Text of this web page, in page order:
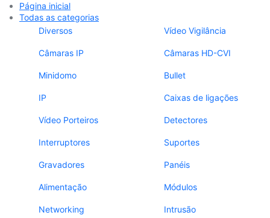
Página inicial
Todas as categorias
Diversos
Vídeo Vigilância
Câmaras IP Câmaras HD-CVI
Minidomo Bullet
IP Caixas de ligações
Vídeo Porteiros Detectores
Interruptores Suportes
Gravadores Panéis
Alimentação Módulos
Networking Intrusão